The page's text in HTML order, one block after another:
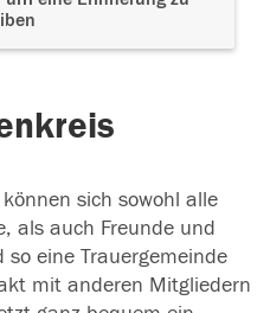
sich sowohl alle
als auch Freunde und
eine Trauergemeinde
mit anderen Mitgliedern